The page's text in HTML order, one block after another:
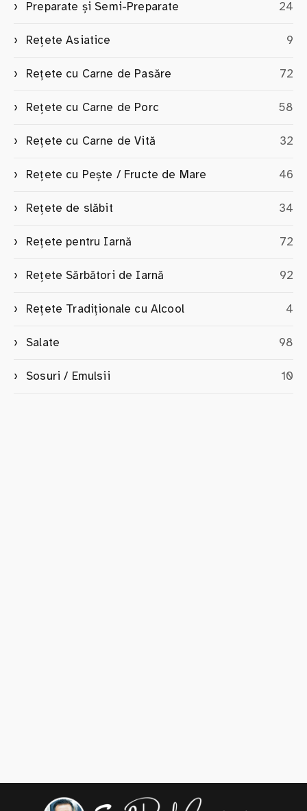
Preparate și Semi-Preparate 24
Rețete Asiatice 9
Rețete cu Carne de Pasăre 72
Rețete cu Carne de Porc 58
Rețete cu Carne de Vită 32
Rețete cu Pește / Fructe de Mare 46
Rețete de slăbit 34
Rețete pentru Iarnă 72
Rețete Sărbători de Iarnă 92
Rețete Tradiționale cu Alcool 4
Salate 98
Sosuri / Emulsii 10